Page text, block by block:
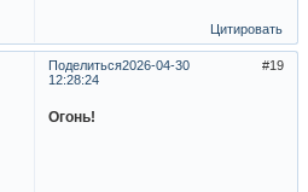
Цитировать
Поделиться 19
2026-04-30
12:28:24
Огонь!